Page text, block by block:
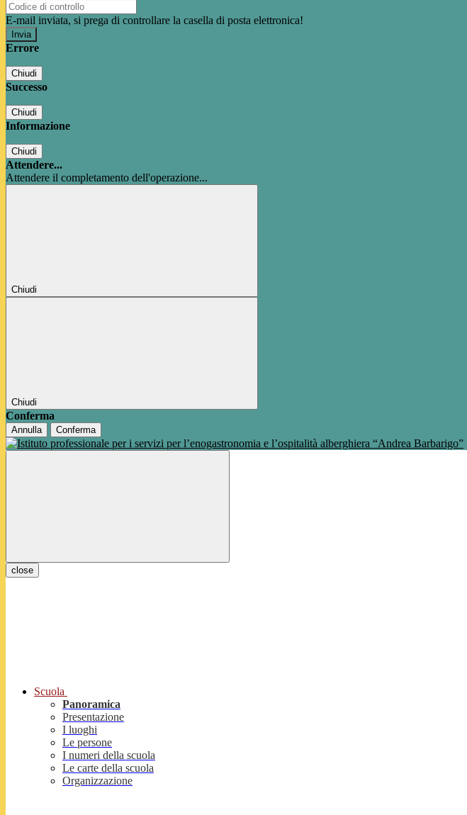
E-mail inviata, si prega di controllare la casella di posta elettronica!
Errore
Chiudi
Successo
Chiudi
Informazione
Chiudi
Attendere...
Attendere il completamento dell'operazione...
Chiudi
Chiudi
Conferma
Annulla Conferma
close
Scuola
Panoramica
Presentazione
I luoghi
Le persone
I numeri della scuola
Le carte della scuola
Organizzazione